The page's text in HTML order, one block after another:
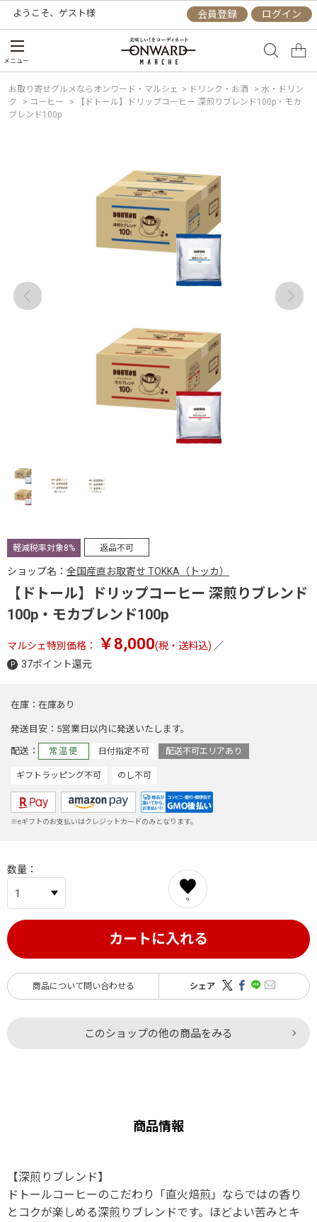
ようこそ、 ゲスト様 会員登録 ログイン
メニュー
お取り寄せグルメならオンワード・マルシェ > ドリンク・お酒 > 水・ドリン
ク
> コーヒー >
【ドトール】ドリップコーヒー 深煎りブレンド100p・モカ
ブレンド100p
軽減税率対象8% 返品不可
ショップ名： 全国産直お取寄せ TOKKA（トッカ）
【ドトール】ドリップコーヒー 深煎りブレンド
100p・モカブレンド100p
マルシェ特別価格： ￥8,000(税・送料込) ／
37ポイント還元
在庫 在庫あり
発送目安 5営業日以内に発送いたします。
配送 常温便 日付指定不可 配送不可エリアあり
ギフトラッピング不可 のし不可
※eギフトのお支払いはクレジットカードのみとなります。
数量
9
カートに入れる
商品について問い合わせる シェア
このショップの他の商品をみる
商品情報
【深煎りブレンド】
ドトールコーヒーのこだわり「直火焙煎」ならではの香り
とコクが楽しめる深煎りブレンドです。ほどよい苦みとキ